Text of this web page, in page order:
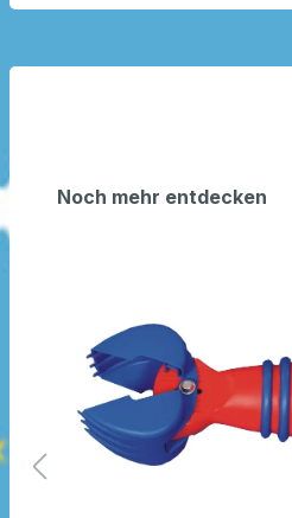
Noch mehr entdecken